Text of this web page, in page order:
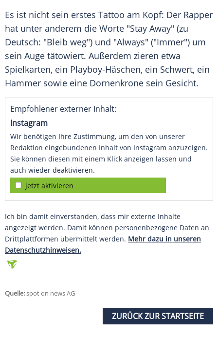
Es ist nicht sein erstes Tattoo am Kopf: Der Rapper
hat unter anderem die Worte "Stay Away" (zu
Deutsch: "Bleib weg") und "Always" ("Immer") um
sein Auge tätowiert. Außerdem zieren etwa
Spielkarten, ein Playboy-Häschen, ein Schwert, ein
Hammer sowie eine Dornenkrone sein Gesicht.
Empfohlener externer Inhalt:
Instagram
Wir benötigen Ihre Zustimmung, um den von unserer
Redaktion eingebundenen Inhalt von Instagram anzuzeigen.
Sie können diesen mit einem Klick anzeigen lassen und
auch wieder deaktivieren.
jetzt aktivieren
Ich bin damit einverstanden, dass mir externe Inhalte
angezeigt werden. Damit können personenbezogene Daten an
Drittplattformen übermittelt werden. Mehr dazu in unseren
Datenschutzhinweisen.
Quelle:spot on news AG
ZURÜCK ZUR STARTSEITE